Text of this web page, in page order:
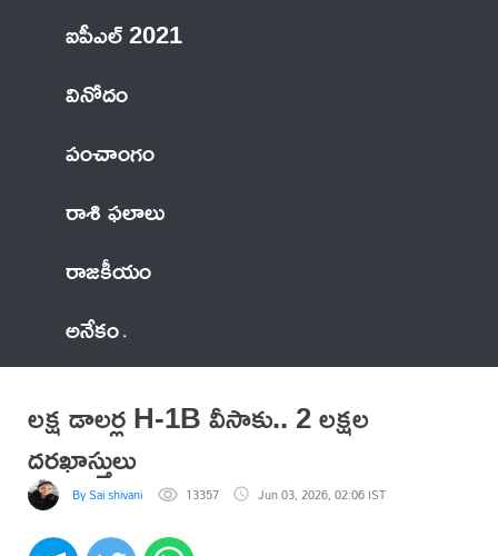
ఐపీఎల్ 2021
వినోదం
పంచాంగం
రాశి ఫలాలు
రాజకీయం
అనేకం
లక్ష డాలర్ల H-1B వీసాకు.. 2 లక్షల
దరఖాస్తులు
By Sai shivani 13357 Jun 03, 2026, 02:06 IST